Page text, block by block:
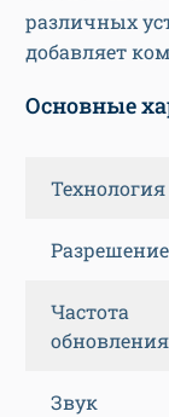
различных
добавляет
Основные
Частота
Звук